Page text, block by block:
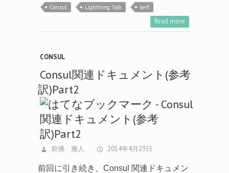
Consul Lightning Talk serf
Read more
CONSUL
Consul関連ドキュメント(参考
訳)Part2
前佛 雅人 2014年4月23日
前回に引き続き、Consul 関連ドキュメン